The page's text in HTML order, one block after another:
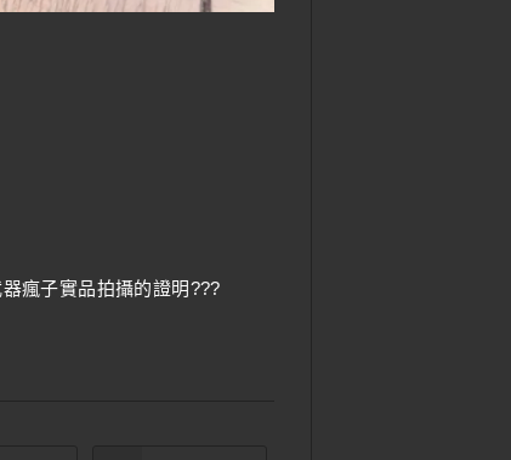
瘋子實品拍攝的證明???